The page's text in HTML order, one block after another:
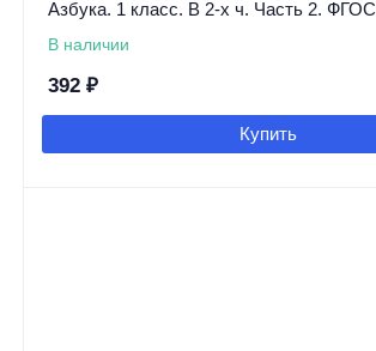
Азбука. 1 класс. В 2-х ч. Часть 2. ФГОС
В наличии
392 ₽
Купить